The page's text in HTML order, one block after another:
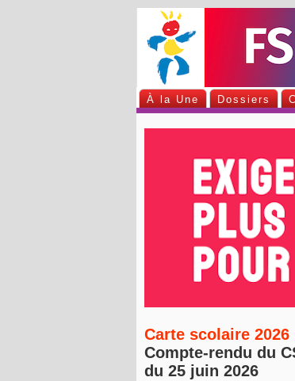
À la Une Dossiers
Carte scolaire
Compte-rendu du
du 25 juin 2026